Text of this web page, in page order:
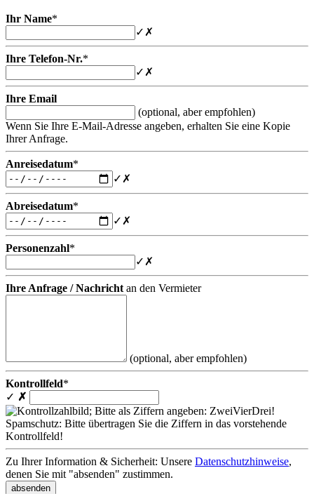
Ihr Name*
✓ ✗
Ihre Telefon-Nr.*
✓ ✗
Ihre Email
(optional, aber empfohlen)
Wenn Sie Ihre E-Mail-Adresse angeben, erhalten Sie eine Kopie
Ihrer Anfrage.
Anreisedatum*
✓ ✗
Abreisedatum*
✓ ✗
Personenzahl*
✓ ✗
Ihre Anfrage / Nachricht an den Vermieter
(optional, aber empfohlen)
Kontrollfeld*
✓ ✗
Spamschutz: Bitte übertragen Sie die Ziffern in das vorstehende
Kontrollfeld!
Zu Ihrer Information & Sicherheit: Unsere Datenschutzhinweise,
denen Sie mit "absenden" zustimmen.